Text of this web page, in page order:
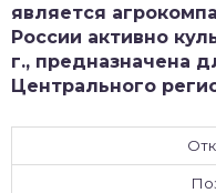
является
России активно
г., предназначена
Центрального